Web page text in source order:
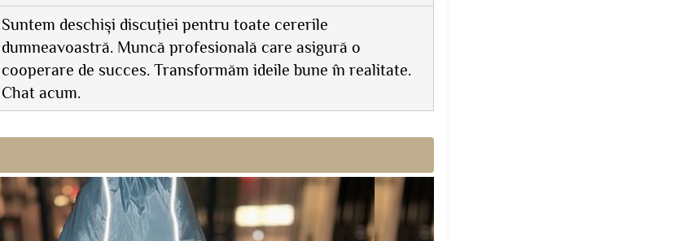
Suntem deschiși discuției pentru toate cererile
dumneavoastră. Muncă profesională care asigură o
cooperare de succes. Transformăm ideile bune în realitate.
Chat acum.